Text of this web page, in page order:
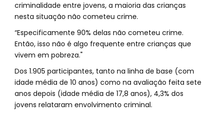
criminalidade entre jovens, a maioria das crianças
nesta situação não cometeu crime.
“Especificamente 90% delas não cometeu crime.
Então, isso não é algo frequente entre crianças que
vivem em pobreza."
Dos 1.905 participantes, tanto na linha de base (com
idade média de 10 anos) como na avaliação feita sete
anos depois (idade média de 17,8 anos), 4,3% dos
jovens relataram envolvimento criminal.